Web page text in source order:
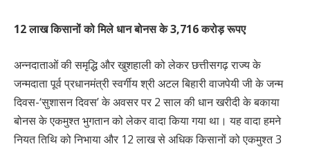
12 लाख किसानों को मिले धान बोनस के 3,716 करोड़ रूपए
अन्नदाताओं की समृद्धि और खुशहाली को लेकर छत्तीसगढ़ राज्य के
जन्मदाता पूर्व प्रधानमंत्री स्वर्गीय श्री अटल बिहारी वाजपेयी जी के जन्म
दिवस-‘सुशासन दिवस’ के अवसर पर 2 साल की धान खरीदी के बकाया
बोनस के एकमुश्त भुगतान को लेकर वादा किया गया था। यह वादा हमने
नियत तिथि को निभाया और 12 लाख से अधिक किसानों को एकमुश्त 3